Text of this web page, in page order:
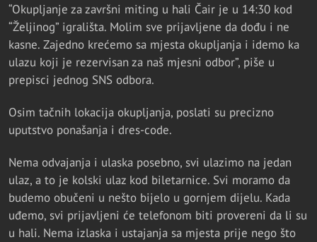
“Okupljanje za završni miting u hali Čair je u 14:30 kod
“Željinog” igrališta. Molim sve prijavljene da dođu i ne
kasne. Zajedno krećemo sa mjesta okupljanja i idemo ka
ulazu koji je rezervisan za naš mjesni odbor”, piše u
prepisci jednog SNS odbora.
Osim tačnih lokacija okupljanja, poslati su precizno
uputstvo ponašanja i dres-code.
Nema odvajanja i ulaska posebno, svi ulazimo na jedan
ulaz, a to je kolski ulaz kod biletarnice. Svi moramo da
budemo obučeni u nešto bijelo u gornjem dijelu. Kada
uđemo, svi prijavljeni će telefonom biti provereni da li su
u hali. Nema izlaska i ustajanja sa mjesta prije nego što